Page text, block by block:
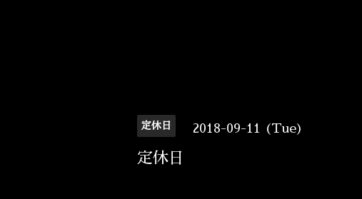
定休日 2018-09-11 (Tue)
定休日